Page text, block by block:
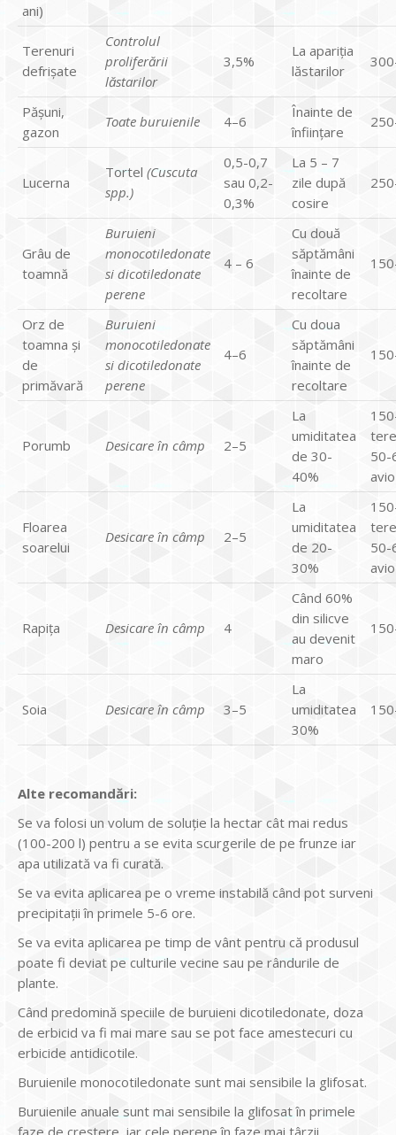
ani)
Terenuri
defrișate
Controlul
proliferării
lăstarilor
3,5%
La apariția
lăstarilor
Pășuni,
gazon
Toate buruienile 4–6
Înainte de
înființare
Lucerna
Tortel (Cuscuta
spp.)
0,5-0,7
sau 0,2-
0,3%
La 5 – 7
zile după
cosire
Grâu de
toamnă
Buruieni
monocotiledonate
si dicotiledonate
perene
4 – 6
Cu două
săptămâni
înainte de
recoltare
Orz de
toamna și
de
primăvară
Buruieni
monocotiledonate
si dicotiledonate
perene
4–6
Cu doua
săptămâni
înainte de
recoltare
Porumb Desicare în câmp 2–5
La
umiditatea
de 30-
40%
50-
avio
Floarea
soarelui
Desicare în câmp 2–5
La
umiditatea
de 20-
30%
50-
avio
Rapița Desicare în câmp 4
Când 60%
din silicve
au devenit
maro
Soia Desicare în câmp 3–5
La
umiditatea
30%
Alte recomandări:
Se va folosi un volum de soluție la hectar cât mai redus
(100-200 l) pentru a se evita scurgerile de pe frunze iar
apa utilizată va fi curată.
Se va evita aplicarea pe o vreme instabilă când pot surveni
precipitații în primele 5-6 ore.
Se va evita aplicarea pe timp de vânt pentru că produsul
poate fi deviat pe culturile vecine sau pe rândurile de
plante.
Când predomină speciile de buruieni dicotiledonate, doza
de erbicid va fi mai mare sau se pot face amestecuri cu
erbicide antidicotile.
Buruienile monocotiledonate sunt mai sensibile la glifosat.
Buruienile anuale sunt mai sensibile la glifosat în primele
faze de creștere, iar cele perene în faze mai târzii.